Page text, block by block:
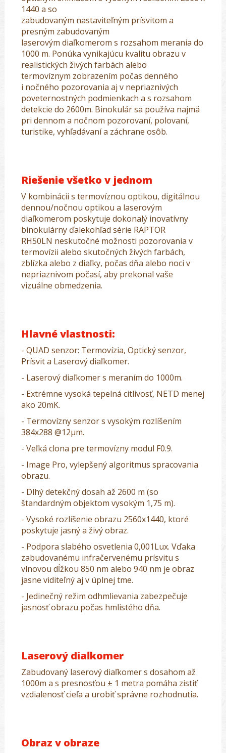
1440 a so
zabudovaným nastaviteľným prísvitom a
presným zabudovaným
laserovým diaľkomerom s rozsahom merania do
1000 m. Ponúka vynikajúcu kvalitu obrazu v
realistických živých farbách alebo
termovíznym zobrazením počas denného
i nočného pozorovania aj v nepriaznivých
poveternostných podmienkach a s rozsahom
detekcie do 2600m. Binokulár sa používa najmä
pri dennom a nočnom pozorovaní, polovaní,
turistike, vyhľadávaní a záchrane osôb.
Riešenie všetko v jednom
V kombinácii s termovíznou optikou, digitálnou
dennou/nočnou optikou a laserovým
diaľkomerom poskytuje dokonalý inovatívny
binokulárny ďalekohľad série RAPTOR
RH50LN neskutočné možnosti pozorovania v
termovízii alebo skutočných živých farbách,
zblízka alebo z diaľky, počas dňa alebo noci v
nepriaznivom počasí, aby prekonal vaše
vizuálne obmedzenia.
Hlavné vlastnosti:
- QUAD senzor: Termovízia, Optický senzor,
Prísvit a Laserový diaľkomer.
- Laserový diaľkomer s meraním do 1000m.
- Extrémne vysoká tepelná citlivosť, NETD menej
ako 20mK.
- Termovízny senzor s vysokým rozlíšením
384x288 @12μm.
- Veľká clona pre termovízny modul F0.9.
- Image Pro, vylepšený algoritmus spracovania
obrazu.
- Dlhý detekčný dosah až 2600 m (so
štandardným objektom vysokým 1,75 m).
- Vysoké rozlíšenie obrazu 2560x1440, ktoré
poskytuje jasný a živý obraz.
- Podpora slabého osvetlenia 0,001Lux. Vďaka
zabudovanému infračervenému prísvitu s
vlnovou dĺžkou 850 nm alebo 940 nm je obraz
jasne viditeľný aj v úplnej tme.
- Jedinečný režim odhmlievania zabezpečuje
jasnosť obrazu počas hmlistého dňa.
Laserový diaľkomer
Zabudovaný laserový diaľkomer s dosahom až
1000m a s presnosťou ± 1 metra pomáha zistiť
vzdialenosť cieľa a urobiť správne rozhodnutia.
Obraz v obraze